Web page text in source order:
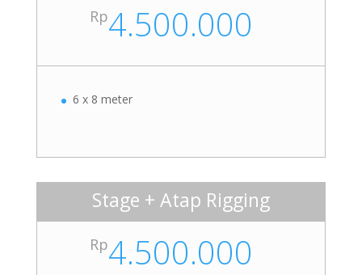
Rp4.500.000
6 x 8 meter
Stage + Atap Rigging
Rp4.500.000